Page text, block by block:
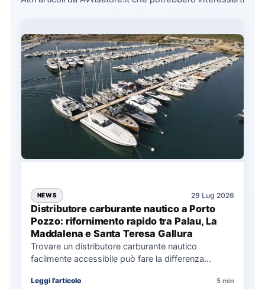
NEWS 29 Lug 2026
Distributore carburante nautico a Porto
Pozzo: rifornimento rapido tra Palau, La
Maddalena e Santa Teresa Gallura
Trovare un distributore carburante nautico
facilmente accessibile può fare la differenza
soprattutto…
Leggi l'articolo 5 min